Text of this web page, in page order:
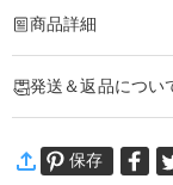
商品詳細
手榴弾をモチーフにし
飾っても楽しいマグカ
発送＆返品につい
通常配送: 5-9営業日
保存